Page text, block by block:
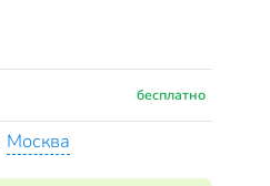
бесплатно
Москва